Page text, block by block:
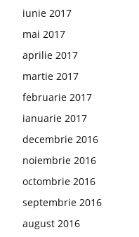
iunie 2017
mai 2017
aprilie 2017
martie 2017
februarie 2017
ianuarie 2017
decembrie 2016
noiembrie 2016
octombrie 2016
septembrie 2016
august 2016